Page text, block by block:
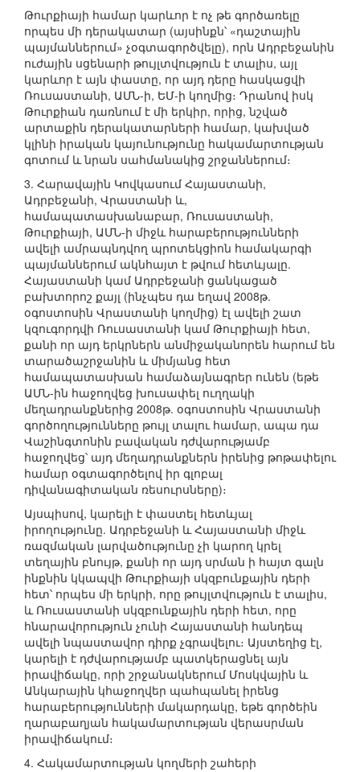
Թուրքիայի համար կարևոր է ոչ թե գործառելը
որպես մի դերակատար (այսինքն՝ «դաշտային
պայմաններում» չօգտագործվելը), որն Ադրբեջանին
ուժային սցենարի թույլտվություն է տալիս, այլ
կարևոր է այն փաստը, որ այդ դերը հասկացվի
Ռուսաստանի, ԱՄՆ-ի, ԵՄ-ի կողմից։ Դրանով իսկ
Թուրքիան դառնում է մի երկիր, որից, նշված
արտաքին դերակատարների համար, կախված
կլինի իրական կայունությունը հակամարտության
գոտում և նրան սահմանակից շրջաններում։
3. Հարավային Կովկասում Հայաստանի,
Ադրբեջանի, Վրաստանի և,
համապատասխանաբար, Ռուսաստանի,
Թուրքիայի, ԱՄՆ-ի միջև հարաբերությունների
ավելի ամրապնդվող պրոտեկցիոն համակարգի
պայմաններում ակնհայտ է թվում հետևյալը.
Հայաստանի կամ Ադրբեջանի ցանկացած
բախտորոշ քայլ (ինչպես դա եղավ 2008թ.
օգոստոսին Վրաստանի կողմից) էլ ավելի շատ
կզուգորդվի Ռուսաստանի կամ Թուրքիայի հետ,
քանի որ այդ երկրներն անմիջականորեն հարում են
տարածաշրջանին և միմյանց հետ
համապատասխան համաձայնագրեր ունեն (եթե
ԱՄՆ-ին հաջողվեց խուսափել ուղղակի
մեղադրանքներից 2008թ. օգոստոսին Վրաստանի
գործողությունները թույլ տալու համար, ապա դա
Վաշինգտոնին բավական դժվարությամբ
հաջողվեց՝ այդ մեղադրանքներն իրենից թոթափելու
համար օգտագործելով իր գլոբալ
դիվանագիտական ռեսուրսները)։
Այսպիսով, կարելի է փաստել հետևյալ
իրողությունը. Ադրբեջանի և Հայաստանի միջև
ռազմական լարվածությունը չի կարող կրել
տեղային բնույթ, քանի որ այդ սրման ի հայտ գալն
ինքնին կկապվի Թուրքիայի սկզբունքային դերի
հետ՝ որպես մի երկրի, որը թույլտվություն է տալիս,
և Ռուսաստանի սկզբունքային դերի հետ, որը
հնարավորություն չունի Հայաստանի հանդեպ
ավելի նպաստավոր դիրք չգրավելու։ Այստեղից էլ,
կարելի է դժվարությամբ պատկերացնել այն
իրավիճակը, որի շրջանակներում Մոսկվային և
Անկարային կհաջողվեր պահպանել իրենց
հարաբերությունների մակարդակը, եթե գործեին
ղարաբաղյան հակամարտության վերասրման
իրավիճակում։
4. Հակամարտության կողմերի շահերի